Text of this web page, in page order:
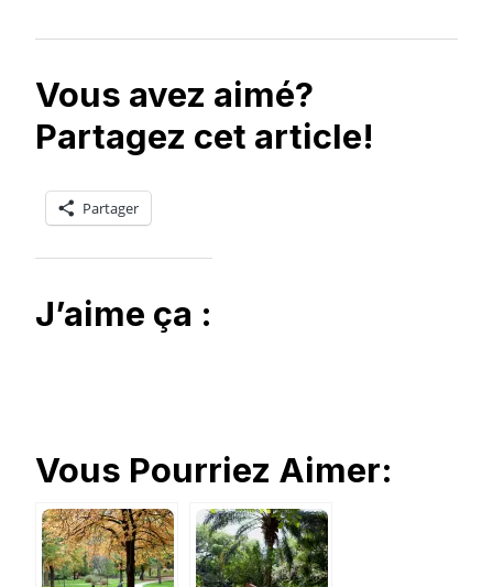
Vous avez aimé?
Partagez cet article!
Partager
J’aime ça :
Vous Pourriez Aimer: